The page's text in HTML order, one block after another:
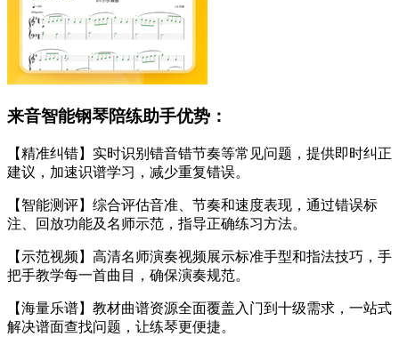
来音智能钢琴陪练助手优势：
【精准纠错】实时识别错音错节奏等常见问题，提供即时纠正
建议，加速识谱学习，减少重复错误。
【智能测评】综合评估音准、节奏和速度表现，通过错误标
注、回放功能及名师示范，指导正确练习方法。
【示范视频】高清名师演奏视频展示标准手型和指法技巧，手
把手教学每一首曲目，确保演奏规范。
【海量乐谱】教材曲谱资源全面覆盖入门到十级需求，一站式
解决谱面查找问题，让练琴更便捷。